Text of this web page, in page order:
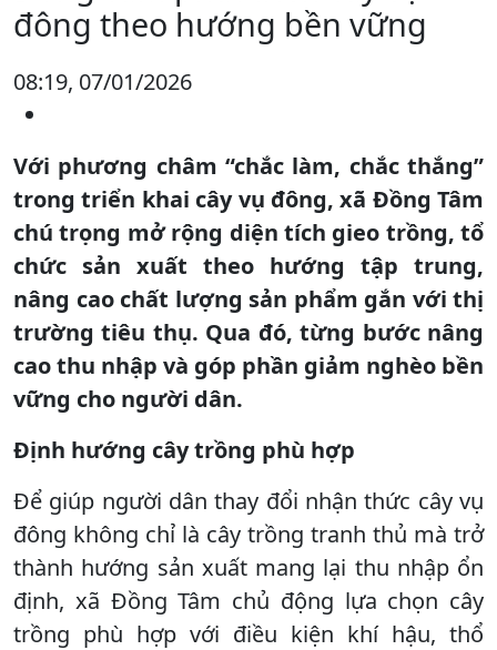
đông theo hướng bền vững
08:19, 07/01/2026
Với phương châm “chắc làm, chắc thắng”
trong triển khai cây vụ đông, xã Đồng Tâm
chú trọng mở rộng diện tích gieo trồng, tổ
chức sản xuất theo hướng tập trung,
nâng cao chất lượng sản phẩm gắn với thị
trường tiêu thụ. Qua đó, từng bước nâng
cao thu nhập và góp phần giảm nghèo bền
vững cho người dân.
Định hướng cây trồng phù hợp
Để giúp người dân thay đổi nhận thức cây vụ
đông không chỉ là cây trồng tranh thủ mà trở
thành hướng sản xuất mang lại thu nhập ổn
định, xã Đồng Tâm chủ động lựa chọn cây
trồng phù hợp với điều kiện khí hậu, thổ